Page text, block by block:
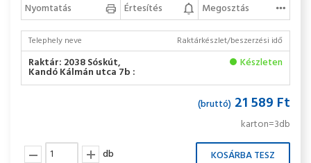
Nyomtatás
Értesítés Megosztás
Telephely neve Raktárkészlet/beszerzési idő
Raktár: 2038 Sóskút,
Kandó Kálmán utca 7b :
Készleten
(bruttó) 21 589 Ft
karton=3db
db